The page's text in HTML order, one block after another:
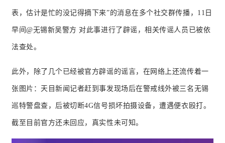
表，估计是忙的没记得摘下来”的消息在多个社交群传播，11日
早间@无锡新吴警方 对此事进行了辟谣，相关传谣人员已被依
法查处。
此外，除了几个已经被官方辟谣的谣言，在网络上还流传着一
张图片： 天目新闻记者赶到事发现场后在警戒线外被三名无锡
巡特警盘查，后被切断4G信号损坏拍摄设备，遭遇便衣殴打。
截至目前官方还未回应，真实性未可知。